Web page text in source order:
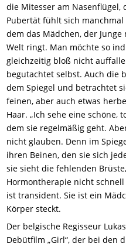
die Mitesser am Nasenflügel,
Pubertät fühlt sich
dem das Mädchen, der
Welt ringt. Man möchte so
gleichzeitig bloß nicht
begutachtet selbst. Auch die
dem Spiegel und betrachtet
feinen, aber auch etwas
Haar. „Ich sehe eine schöne,
dem sie regelmäßig geht.
nicht glauben. Denn im
ihren Beinen, den sie sich
sie sieht die fehlenden
Hormontherapie nicht
ist transident. Sie ist ein
Körper steckt.
Der belgische Regisseur
Debütfilm „Girl“, der bei den